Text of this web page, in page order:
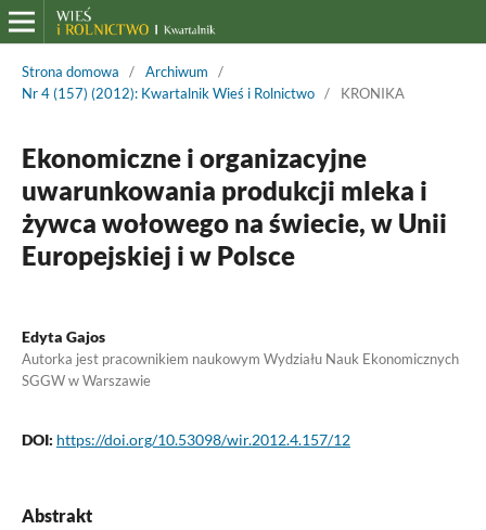
Strona domowa / Archiwum
/
Nr 4 (157) (2012): Kwartalnik Wieś i Rolnictwo / KRONIKA
Ekonomiczne i organizacyjne
uwarunkowania produkcji mleka i
żywca wołowego na świecie, w Unii
Europejskiej i w Polsce
Edyta Gajos
Autorka jest pracownikiem naukowym Wydziału Nauk Ekonomicznych
SGGW w Warszawie
DOI: https://doi.org/10.53098/wir.2012.4.157/12
Abstrakt